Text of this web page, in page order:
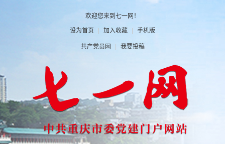
欢迎您来到七一网！
设为首页 | 加入收藏 | 手机版
共产党员网 | 我要投稿